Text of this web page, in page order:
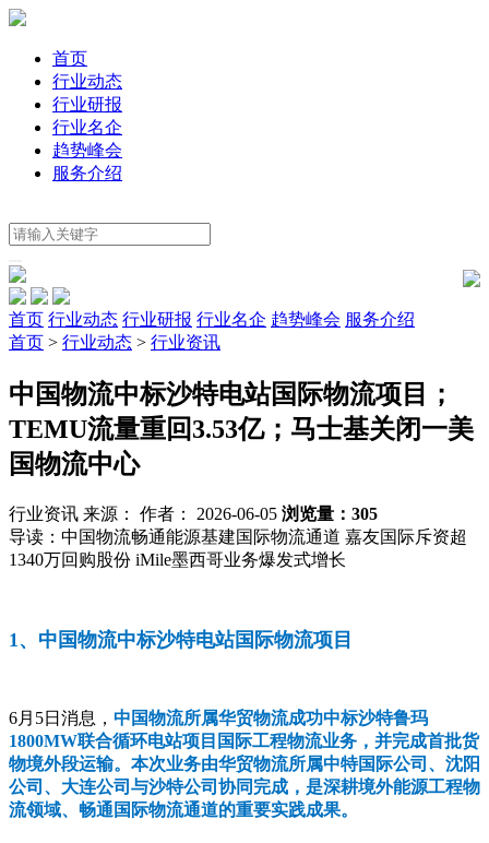
首页
行业动态
行业研报
行业名企
趋势峰会
服务介绍
首页 行业动态 行业研报 行业名企 趋势峰会 服务介绍
首页 > 行业动态 > 行业资讯
中国物流中标沙特电站国际物流项目；
TEMU流量重回3.53亿；马士基关闭一美
国物流中心
行业资讯 来源： 作者： 2026-06-05 浏览量：305
导读： 中国物流畅通能源基建国际物流通道 嘉友国际斥资超
1340万回购股份 iMile墨西哥业务爆发式增长
1、中国物流中标沙特电站国际物流项目
6月5日消息， 中国物流所属华贸物流成功中标沙特鲁玛
1800MW联合循环电站项目国际工程物流业务，并完成首批货
物境外段运输。本次业务由华贸物流所属中特国际公司、沈阳
公司、大连公司与沙特公司协同完成，是深耕境外能源工程物
流领域、畅通国际物流通道的重要实践成果。